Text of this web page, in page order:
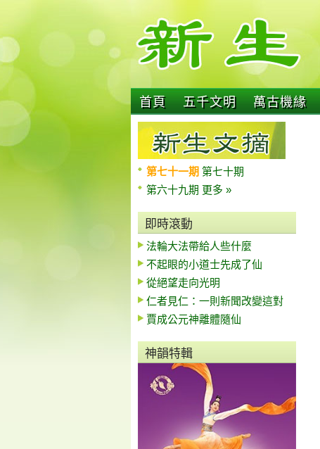
首頁 五千文明 萬古機緣
第七十一期 第七十期
第六十九期 更多 »
即時滾動
法輪大法帶給人些什麼
不起眼的小道士先成了仙
從絕望走向光明
仁者見仁：一則新聞改變這對
賈成公元神離體隨仙
神韻特輯